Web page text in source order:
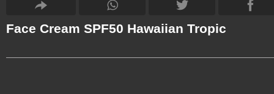
Face Cream SPF50 Hawaiian Tropic